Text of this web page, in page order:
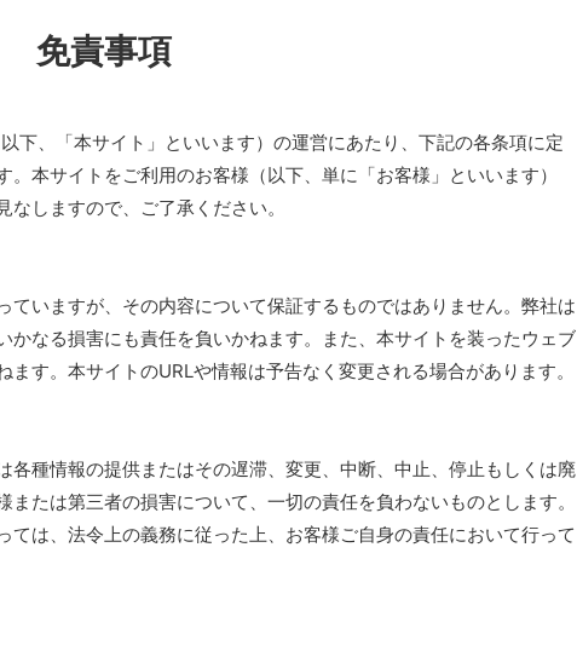
免責事項
下、「本サイト」といいます）の運営にあたり、下記の各条項に定
本サイトをご利用のお客様（以下、単に「お客様」といいます）
しますので、ご了承ください。
いますが、その内容について保証するものではありません。弊社は
かなる損害にも責任を負いかねます。また、本サイトを装ったウェブ
す。本サイトのURLや情報は予告なく変更される場合があります。
各種情報の提供またはその遅滞、変更、中断、中止、停止もしくは廃
たは第三者の損害について、一切の責任を負わないものとします。
は、法令上の義務に従った上、お客様ご自身の責任において行って